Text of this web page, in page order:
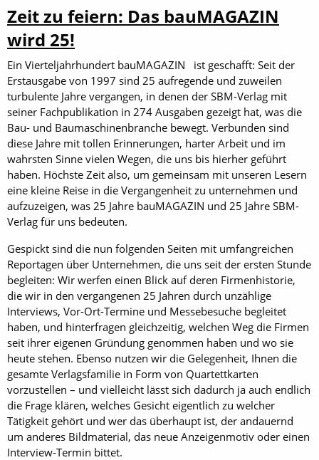
Zeit zu feiern: Das bauMAGAZIN
wird 25!
Ein Vierteljahrhundert bauMAGAZIN ist geschafft: Seit der
Erstausgabe von 1997 sind 25 aufregende und zuweilen
turbulente Jahre vergangen, in denen der SBM-Verlag mit
seiner Fachpublikation in 274 Ausgaben gezeigt hat, was die
Bau- und Baumaschinenbranche bewegt. Verbunden sind
diese Jahre mit tollen Erinnerungen, harter Arbeit und im
wahrsten Sinne vielen Wegen, die uns bis hierher geführt
haben. Höchste Zeit also, um gemeinsam mit unseren Lesern
eine kleine Reise in die Vergangenheit zu unternehmen und
aufzuzeigen, was 25 Jahre bauMAGAZIN und 25 Jahre SBM-
Verlag für uns bedeuten.
Gespickt sind die nun folgenden Seiten mit umfangreichen
Reportagen über Unternehmen, die uns seit der ersten Stunde
begleiten: Wir werfen einen Blick auf deren Firmenhistorie,
die wir in den vergangenen 25 Jahren durch unzählige
Interviews, Vor-Ort-Termine und Messebesuche begleitet
haben, und hinterfragen gleichzeitig, welchen Weg die Firmen
seit ihrer eigenen Gründung genommen haben und wo sie
heute stehen. Ebenso nutzen wir die Gelegenheit, Ihnen die
gesamte Verlagsfamilie in Form von Quartettkarten
vorzustellen – und vielleicht lässt sich dadurch ja auch endlich
die Frage klären, welches Gesicht eigentlich zu welcher
Tätigkeit gehört und wer das überhaupt ist, der andauernd
um anderes Bildmaterial, das neue Anzeigenmotiv oder einen
Interview-Termin bittet.